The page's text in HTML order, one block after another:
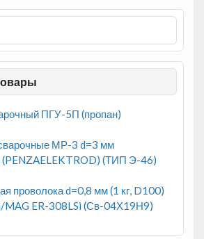
ПГУ-5П (пропан)
МР-3 d=3 мм
(PENZAELEKTROD) (ТИП Э-46)
проволока d=0,8 мм (1 кг, D100)
MAG ER-308LSi (Св-04Х19Н9)